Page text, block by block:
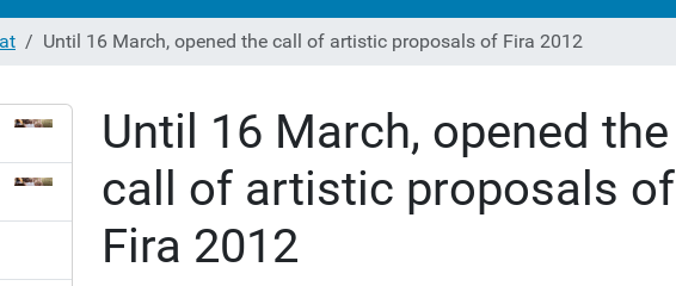
Until 16 March, opened the call of artistic proposals of Fira 2012
Until 16 March, opened the
call of artistic proposals of
Fira 2012